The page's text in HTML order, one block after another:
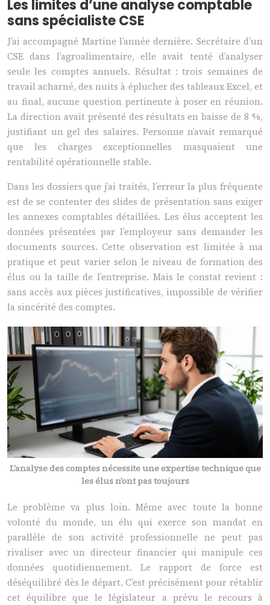
Les limites d’une analyse comptable
sans spécialiste CSE
J’ai accompagné Martine l’année dernière. Secrétaire d’un
CSE dans l’agroalimentaire, elle avait tenté d’analyser
seule les comptes annuels. Résultat : trois semaines de
travail acharné, des nuits à éplucher des tableaux Excel, et
au final, aucune question pertinente à poser en réunion.
La direction avait présenté des résultats en baisse de 8 %,
justifiant un gel des salaires. Personne n’avait remarqué
que les charges exceptionnelles masquaient une
rentabilité opérationnelle stable.
Dans les dossiers que j’ai traités, l’erreur la plus fréquente
est de se contenter des slides de présentation sans exiger
les annexes comptables détaillées. Les élus acceptent les
données présentées par l’employeur sans demander les
documents sources. Cette observation est limitée à ma
pratique et peut varier selon le niveau de formation des
élus ou la taille de l’entreprise. Mais le constat revient :
sans accès aux pièces justificatives, impossible de vérifier
la sincérité des comptes.
L’analyse des comptes nécessite une expertise technique que
les élus n’ont pas toujours
Le problème va plus loin. Même avec toute la bonne
volonté du monde, un élu qui exerce son mandat en
parallèle de son activité professionnelle ne peut pas
rivaliser avec un directeur financier qui manipule ces
données quotidiennement. Le rapport de force est
déséquilibré dès le départ. C’est précisément pour rétablir
cet équilibre que le législateur a prévu le recours à